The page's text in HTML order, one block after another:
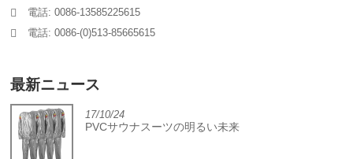
電話: 0086-13585225615
電話: 0086-(0)513-85665615
最新ニュース
17/10/24
PVCサウナスーツの明るい未来